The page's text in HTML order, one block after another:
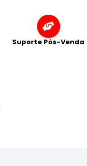
Suporte Pós-Venda